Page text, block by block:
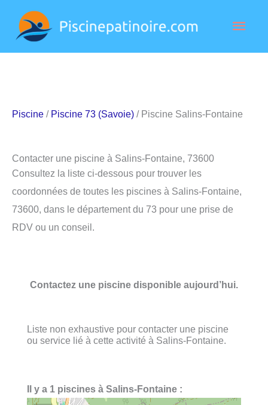
contenu
Piscine / Piscine 73 (Savoie) / Piscine Salins-Fontaine
Contacter une piscine à Salins-Fontaine, 73600
Consultez la liste ci-dessous pour trouver les
coordonnées de toutes les piscines à Salins-Fontaine,
73600, dans le département du 73 pour une prise de
RDV ou un conseil.
Contactez une piscine disponible aujourd’hui.
Liste non exhaustive pour contacter une piscine
ou service lié à cette activité à Salins-Fontaine.
Il y a 1 piscines à Salins-Fontaine :